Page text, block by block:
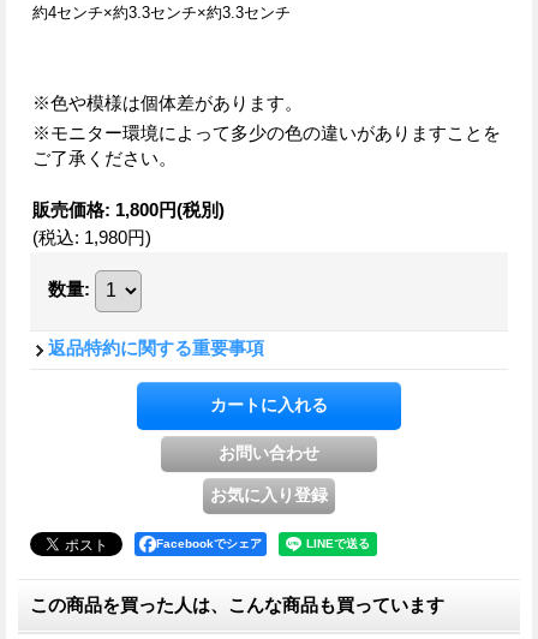
約4センチ×約3.3センチ×約3.3センチ
※色や模様は個体差があります。
※モニター環境によって多少の色の違いがありますことを
ご了承ください。
販売価格: 1,800円(税別)
(税込: 1,980円)
数量:
返品特約に関する重要事項
Facebookでシェア
この商品を買った人は、こんな商品も買っています